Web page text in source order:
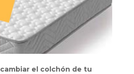
cambiar el colchón de tu